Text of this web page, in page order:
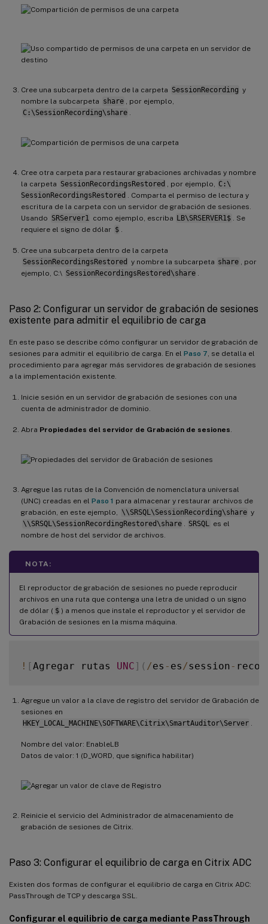
Cree una subcarpeta dentro de la carpeta SessionRecording y
nombre la subcarpeta share
, por ejemplo,
C:\SessionRecording\share
Cree otra carpeta para restaurar grabaciones archivadas y nombre
la carpeta SessionRecordingsRestored , por ejemplo,
C:\
SessionRecordingsRestored
. Comparta el permiso de lectura y
escritura de la carpeta con un servidor de grabación de sesiones.
Usando SRServer1 como ejemplo, escriba LB\SRSERVER1$
. Se
requiere el signo de dólar $
Cree una subcarpeta dentro de la carpeta
SessionRecordingsRestored y nombre la subcarpeta share
, por
ejemplo, C:\ SessionRecordingsRestored\share
Paso 2: Configurar un servidor de grabación de sesiones
existente para admitir el equilibrio de carga
En este paso se describe cómo configurar un servidor de grabación de
sesiones para admitir el equilibrio de carga. En el Paso 7 , se detalla el
procedimiento para agregar más servidores de grabación de sesiones
a la implementación existente.
Inicie sesión en un servidor de grabación de sesiones con una
cuenta de administrador de dominio.
Abra Propiedades del servidor de Grabación de sesiones
Agregue las rutas de la Convención de nomenclatura universal
(UNC) creadas en el Paso 1 para almacenar y restaurar archivos de
grabación, en este ejemplo,
\\SRSQL\SessionRecording\share y
\\SRSQL\SessionRecordingRestored\share
SRSQL
es el
nombre de host del servidor de archivos.
NOTA:
El reproductor de grabación de sesiones no puede reproducir
archivos en una ruta que contenga una letra de unidad o un signo
de dólar ( $ ) a menos que instale el reproductor y el servidor de
Grabación de sesiones en la misma máquina.
! [Agregar rutas UNC ] ( /es - es /session -
Agregue un valor a la clave de registro del servidor de Grabación de
sesiones en
HKEY_LOCAL_MACHINE\SOFTWARE\Citrix\SmartAuditor\Server
Nombre del valor: EnableLB
Datos de valor: 1 (D_WORD, que significa habilitar)
Reinicie el servicio del Administrador de almacenamiento de
grabación de sesiones de Citrix.
Paso 3: Configurar el equilibrio de carga en Citrix ADC
Existen dos formas de configurar el equilibrio de carga en Citrix ADC:
PassThrough de TCP y descarga SSL.
Configurar el equilibrio de carga mediante PassThrough